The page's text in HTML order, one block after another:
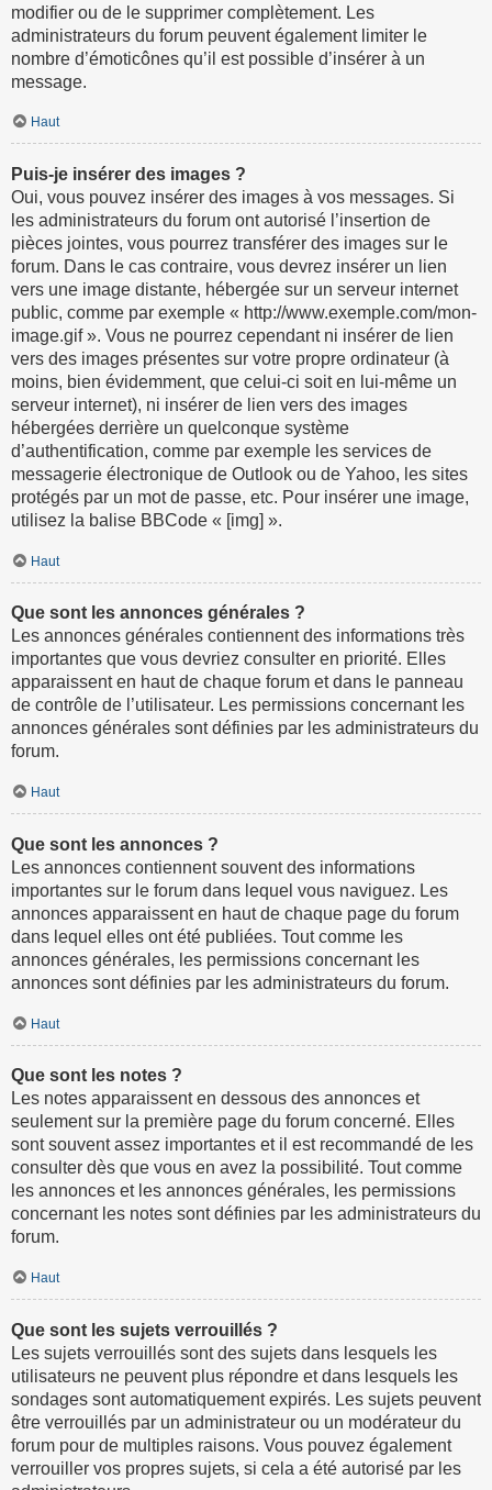
modifier ou de le supprimer complètement. Les
administrateurs du forum peuvent également limiter le
nombre d’émoticônes qu’il est possible d’insérer à un
message.
Haut
Puis-je insérer des images ?
Oui, vous pouvez insérer des images à vos messages. Si
les administrateurs du forum ont autorisé l’insertion de
pièces jointes, vous pourrez transférer des images sur le
forum. Dans le cas contraire, vous devrez insérer un lien
vers une image distante, hébergée sur un serveur internet
public, comme par exemple « http://www.exemple.com/mon-
image.gif ». Vous ne pourrez cependant ni insérer de lien
vers des images présentes sur votre propre ordinateur (à
moins, bien évidemment, que celui-ci soit en lui-même un
serveur internet), ni insérer de lien vers des images
hébergées derrière un quelconque système
d’authentification, comme par exemple les services de
messagerie électronique de Outlook ou de Yahoo, les sites
protégés par un mot de passe, etc. Pour insérer une image,
utilisez la balise BBCode « [img] ».
Haut
Que sont les annonces générales ?
Les annonces générales contiennent des informations très
importantes que vous devriez consulter en priorité. Elles
apparaissent en haut de chaque forum et dans le panneau
de contrôle de l’utilisateur. Les permissions concernant les
annonces générales sont définies par les administrateurs du
forum.
Haut
Que sont les annonces ?
Les annonces contiennent souvent des informations
importantes sur le forum dans lequel vous naviguez. Les
annonces apparaissent en haut de chaque page du forum
dans lequel elles ont été publiées. Tout comme les
annonces générales, les permissions concernant les
annonces sont définies par les administrateurs du forum.
Haut
Que sont les notes ?
Les notes apparaissent en dessous des annonces et
seulement sur la première page du forum concerné. Elles
sont souvent assez importantes et il est recommandé de les
consulter dès que vous en avez la possibilité. Tout comme
les annonces et les annonces générales, les permissions
concernant les notes sont définies par les administrateurs du
forum.
Haut
Que sont les sujets verrouillés ?
Les sujets verrouillés sont des sujets dans lesquels les
utilisateurs ne peuvent plus répondre et dans lesquels les
sondages sont automatiquement expirés. Les sujets peuvent
être verrouillés par un administrateur ou un modérateur du
forum pour de multiples raisons. Vous pouvez également
verrouiller vos propres sujets, si cela a été autorisé par les